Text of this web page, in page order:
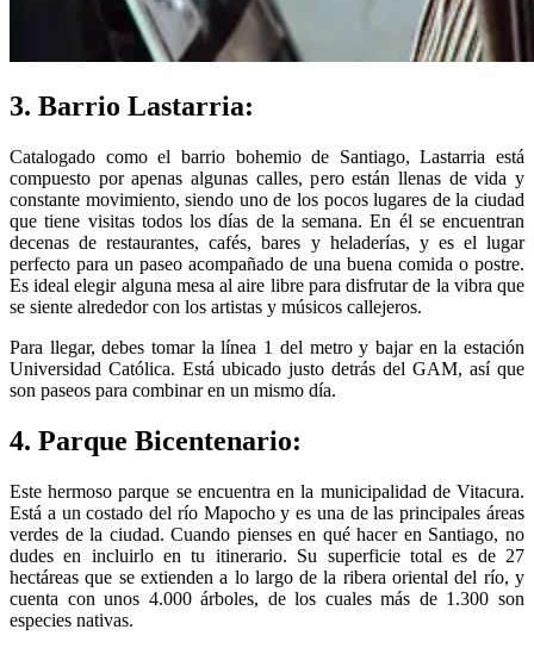
3. Barrio Lastarria:
Catalogado como el barrio bohemio de Santiago, Lastarria está
compuesto por apenas algunas calles, pero están llenas de vida y
constante movimiento, siendo uno de los pocos lugares de la ciudad
que tiene visitas todos los días de la semana. En él se encuentran
decenas de restaurantes, cafés, bares y heladerías, y es el lugar
perfecto para un paseo acompañado de una buena comida o postre.
Es ideal elegir alguna mesa al aire libre para disfrutar de la vibra que
se siente alrededor con los artistas y músicos callejeros.
Para llegar, debes tomar la línea 1 del metro y bajar en la estación
Universidad Católica. Está ubicado justo detrás del GAM, así que
son paseos para combinar en un mismo día.
4. Parque Bicentenario:
Este hermoso parque se encuentra en la municipalidad de Vitacura.
Está a un costado del río Mapocho y es una de las principales áreas
verdes de la ciudad. Cuando pienses en qué hacer en Santiago, no
dudes en incluirlo en tu itinerario. Su superficie total es de 27
hectáreas que se extienden a lo largo de la ribera oriental del río, y
cuenta con unos 4.000 árboles, de los cuales más de 1.300 son
especies nativas.